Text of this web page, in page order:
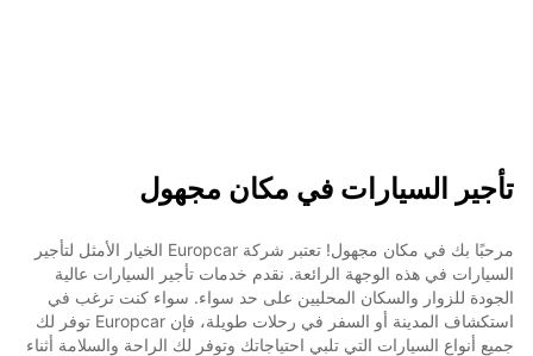
تأجير السيارات في مكان مجهول
مرحبًا بك في مكان مجهول! تعتبر شركة Europcar الخيار الأمثل لتأجير
السيارات في هذه الوجهة الرائعة. نقدم خدمات تأجير السيارات عالية
الجودة للزوار والسكان المحليين على حد سواء. سواء كنت ترغب في
استكشاف المدينة أو السفر في رحلات طويلة، فإن Europcar توفر لك
جميع أنواع السيارات التي تلبي احتياجاتك وتوفر لك الراحة والسلامة أثناء